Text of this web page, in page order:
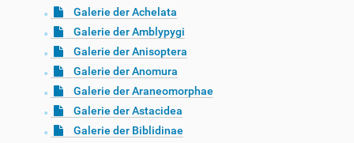
Galerie der Achelata
Galerie der Amblypygi
Galerie der Anisoptera
Galerie der Anomura
Galerie der Araneomorphae
Galerie der Astacidea
Galerie der Biblidinae